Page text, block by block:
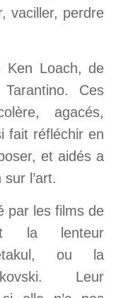
vaciller, perdre
Ken Loach, de
Ces
agacés,
fait réfléchir en
et aidés a
l’art.
par les films de
la lenteur
ou la
Leur